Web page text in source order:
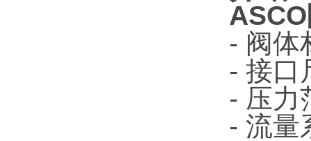
- 阀体
- 接口
- 压力
- 流量